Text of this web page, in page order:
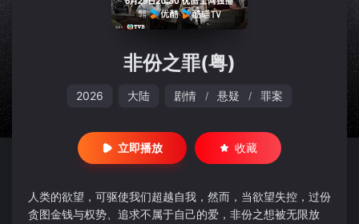
非份之罪(粤)
2026 大陆 剧情 / 悬疑 / 罪案
立即播放 收藏
人类的欲望，可驱使我们超越自我，然而，当欲望失控，过份
贪图金钱与权势、追求不属于自己的爱，非份之想被无限放